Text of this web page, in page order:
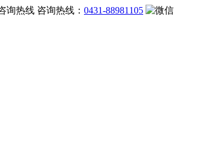
咨询热线： 0431-88981105